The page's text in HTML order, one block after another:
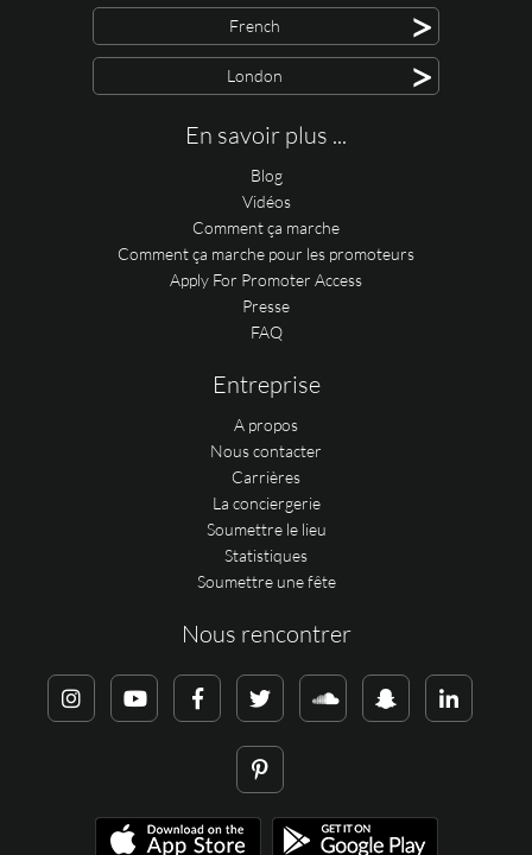
French >
London >
En savoir plus ...
Blog
Vidéos
Comment ça marche
Comment ça marche pour les promoteurs
Apply For Promoter Access
Presse
FAQ
Entreprise
A propos
Nous contacter
Carrières
La conciergerie
Soumettre le lieu
Statistiques
Soumettre une fête
Nous rencontrer